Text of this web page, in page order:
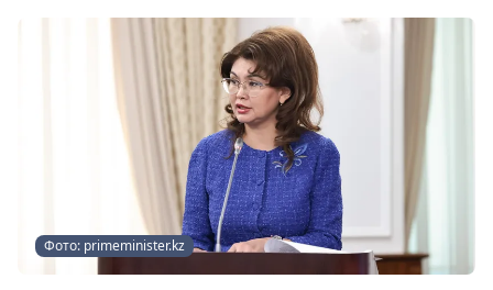
Фото: primeminister.kz